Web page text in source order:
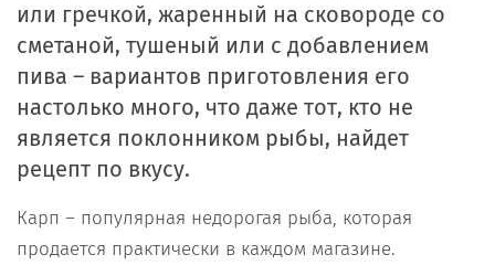
или гречкой, жаренный на сковороде со
сметаной, тушеный или с добавлением
пива – вариантов приготовления его
настолько много, что даже тот, кто не
является поклонником рыбы, найдет
рецепт по вкусу.
Карп – популярная недорогая рыба, которая
продается практически в каждом магазине.